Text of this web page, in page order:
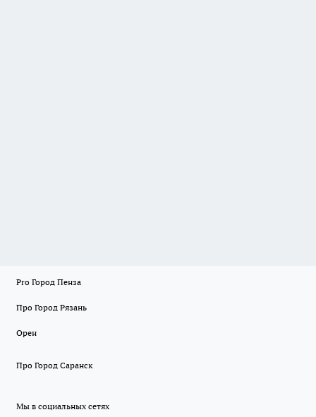
Pro Город Пенза
Про Город Рязань
Орен
Про Город Саранск
Мы в социальных сетях